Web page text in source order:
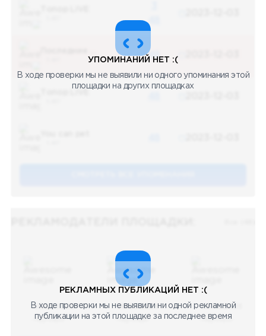
48
48
УПОМИНАНИЙ НЕТ :(
В ходе проверки мы не выявили ни одного упоминания этой
площадки на других площадках
08.05.2023
Научный
08.05.2023
Научный
08.05.2023
Научный
РЕКЛАМНЫХ ПУБЛИКАЦИЙ НЕТ :(
В ходе проверки мы не выявили ни одной рекламной
публикации на этой площадке за последнее время